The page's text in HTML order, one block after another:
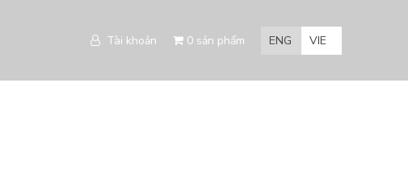
Tài khoản 0 sản phẩm ENG VIE